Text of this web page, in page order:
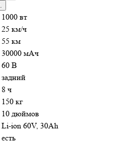
1000 вт
25 км/ч
55 км
30000 мАч
60 В
задний
8 ч
150 кг
10 дюймов
Li-ion 60V, 30Ah
есть